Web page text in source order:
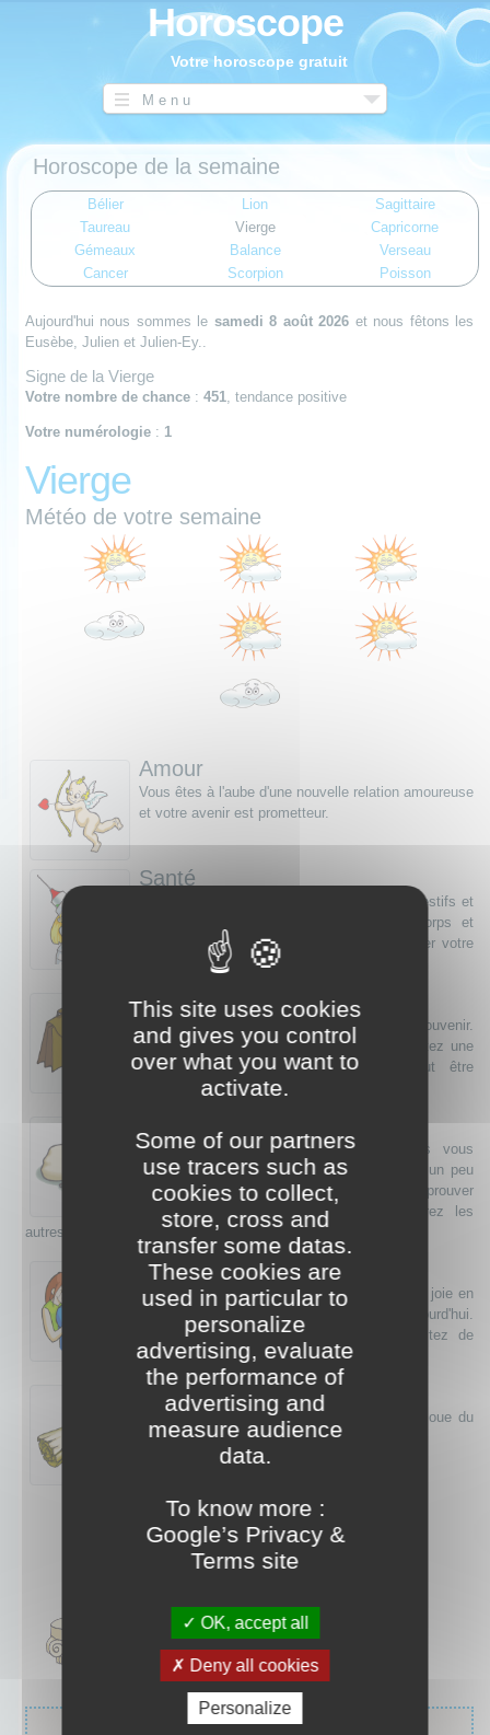
Horoscope
Votre horoscope gratuit
Menu
Horoscope de la semaine
Bélier
Taureau
Gémeaux
Cancer
Lion
Vierge
Balance
Scorpion
Sagittaire
Capricorne
Verseau
Poisson
Aujourd'hui nous sommes le samedi 8 août 2026 et nous fêtons les
Eusèbe, Julien et Julien-Ey..
Signe de la Vierge
Votre nombre de chance : 451, tendance positive
Votre numérologie : 1
Vierge
Météo de votre semaine
Amour
Vous êtes à l'aube d'une nouvelle relation amoureuse
et votre avenir est prometteur.
Santé
Vous risquez d’être sujet à des troubles digestifs et
des maux inexplicables. Écoutez votre corps et
prenez du temps pour vous afin de retrouver votre
Travail
Vous êtes dans une équipe, il faut vous en souvenir.
Sachez déléguer avec gentillesse et acceptez une
réorganisation dans laquelle chacun peut être
gagnant après une période d'adaptation.
Les rentrées d'argent stagnent,certes,mais vous
êtes capable de faire mieux en répartissant un peu
autrement les dépenses ; vous allez en éprouver
beaucoup de satisfaction et vous laisserez les
autres à leurs plaintes inefficaces.
Famille
Vous trouverez beaucoup de réconfort et de joie en
passant du temps avec votre famille aujourd'hui.
Acceptez leurs gestes d'affection et profitez de
chaque moment passé ensemble.
Citation
«Nul qui ne sache danser quand la fortune joue du
violon.» Proverbe Italien
Vous ne connaissez pas votre signe ?
This site uses cookies
and gives you control
over what you want to
activate.
Some of our partners
use tracers such as
cookies to collect,
store, cross and
transfer some datas.
These cookies are
used in particular to
personalize
advertising, evaluate
the performance of
advertising and
measure audience
data.
To know more :
Google’s Privacy &
Terms site
OK, accept all
Deny all cookies
Personalize